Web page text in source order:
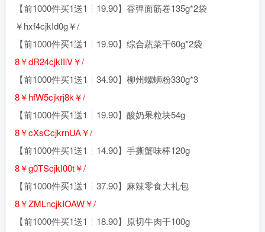
【前1000件买1送1┆19.90】香弹面筋卷135g*2袋
￥hxf4cjkId0g￥/
【前1000件买1送1┆19.90】综合蔬菜干60g*2袋
8￥dR24cjkIIiV￥/
【前1000件买1送1┆34.90】柳州螺蛳粉330g*3
8￥hfW5cjkrj8k￥/
【前1000件买1送1┆19.90】酸奶果粒块54g
8￥cXsCcjkrnUA￥/
【前1000件买1送1┆14.90】手撕蟹味棒120g
8￥g0TScjkI00t￥/
【前1000件买1送1┆37.90】麻辣零食大礼包
8￥ZMLncjkIOAW￥/
【前1000件买1送1┆18.90】原切牛肉干100g